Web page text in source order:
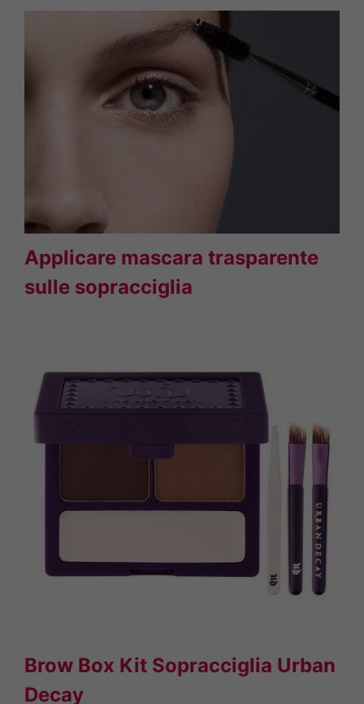
Applicare mascara trasparente
sulle sopracciglia
Brow Box Kit Sopracciglia Urban
Decay